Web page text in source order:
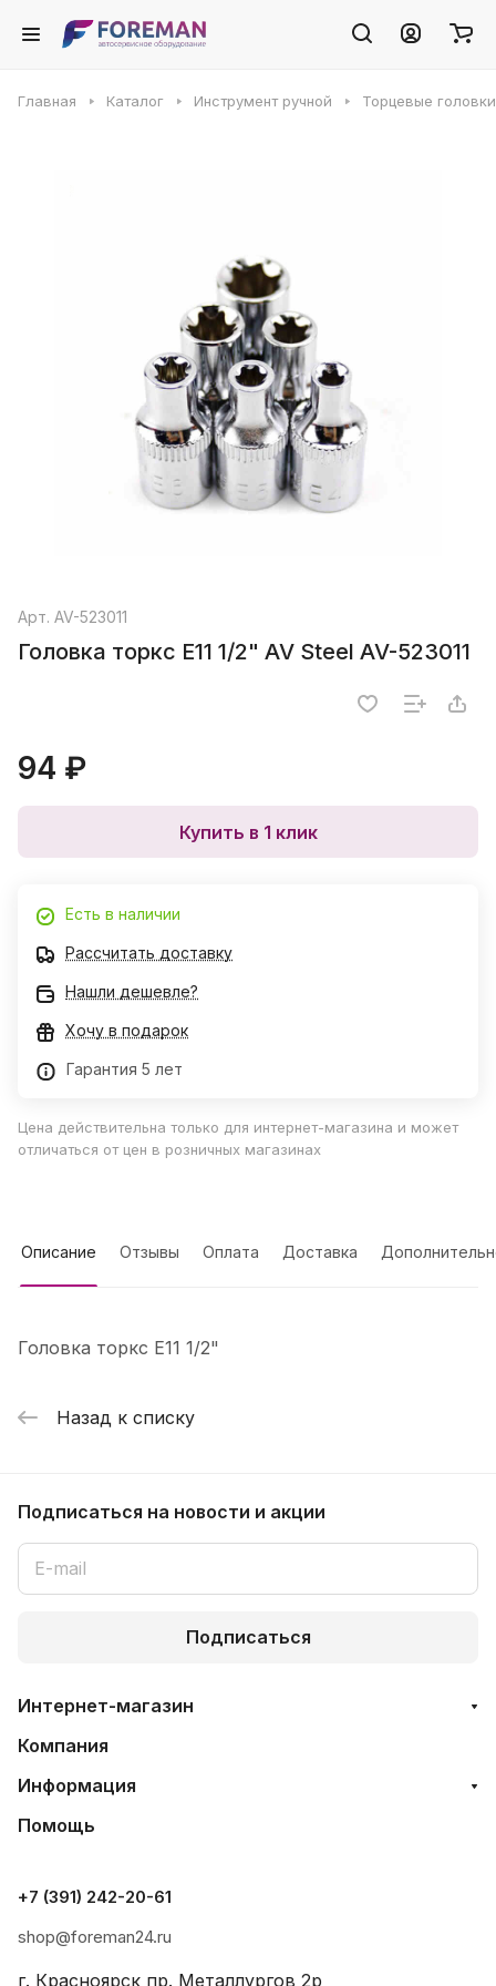
Главная Каталог Инструмент ручной Торцевые
Арт. AV-523011
Головка торкс E11 1/2" AV Steel AV-523011
94 ₽
Купить в 1 клик
Есть в наличии
Рассчитать доставку
Нашли дешевле?
Хочу в подарок
Гарантия 5 лет
Цена действительна только для интернет-магазина и может
отличаться от цен в розничных магазинах
Описание Отзывы Оплата Доставка
Головка торкс E11 1/2"
Назад к списку
Подписаться на новости и акции
Подписаться
Интернет-магазин
Компания
Информация
Помощь
+7 (391) 242-20-61
shop@foreman24.ru
г. Красноярск пр. Металлургов 2р